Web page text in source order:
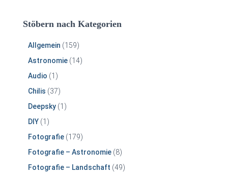
Stöbern nach Kategorien
Allgemein (159)
Astronomie (14)
Audio (1)
Chilis (37)
Deepsky (1)
DIY (1)
Fotografie (179)
Fotografie – Astronomie (8)
Fotografie – Landschaft (49)